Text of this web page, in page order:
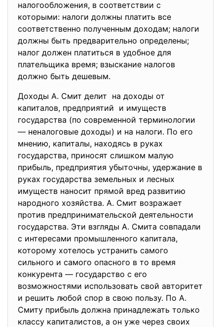
налогообложения, в соответствии с
которыми: налоги должны платить все
соответственно полученным доходам; налоги
должны быть предварительно определены;
налог должен платиться в удобное для
плательщика время; взыскание налогов
должно быть дешевым.
Доходы А. Смит делит на доходы от
капиталов, предприятий и имуществ
государства (по современной терминологии
— неналоговые доходы) и на налоги. По его
мнению, капиталы, находясь в руках
государства, приносят слишком малую
прибыль, предприятия убыточны, удержание в
руках государства земельных и лесных
имуществ наносит прямой вред развитию
народного хозяйства. А. Смит возражает
против предпринимательской деятельности
государства. Эти взгляды А. Смита совпадали
с интересами промышленного капитала,
которому хотелось устранить самого
сильного и самого опасного в то время
конкурента — государство с его
возможностями использовать свой авторитет
и решить любой спор в свою пользу. По А.
Смиту прибыль должна принадлежать только
классу капиталистов, а он уже через своих